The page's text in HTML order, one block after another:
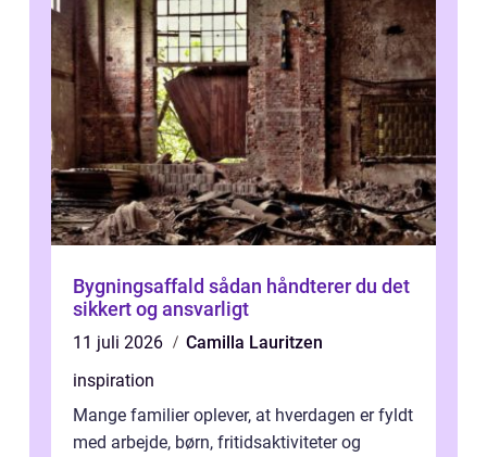
Bygningsaffald sådan håndterer du det
sikkert og ansvarligt
11 juli 2026
Camilla Lauritzen
inspiration
Mange familier oplever, at hverdagen er fyldt
med arbejde, børn, fritidsaktiviteter og